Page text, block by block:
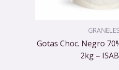
GRANELES
Gotas Choc. Negro
2kg –